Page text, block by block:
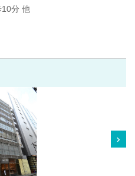
10分 他